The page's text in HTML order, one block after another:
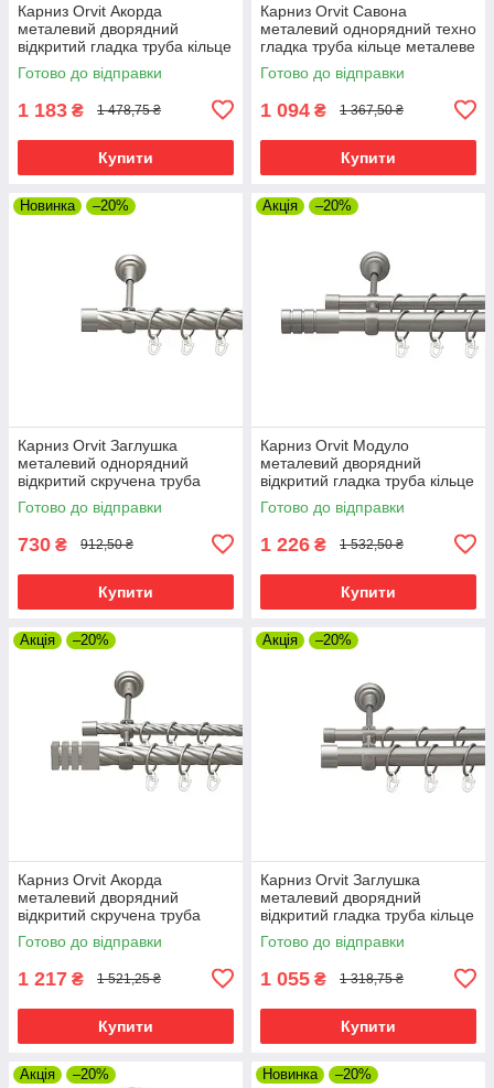
Карниз Orvit Акорда
металевий дворядний
відкритий гладка труба кільце
металеве Сатин 25\16 мм
240 см (00-00026079)
Готово до відправки
1 183 ₴ 1 478,75 ₴
Купити
Карниз Orvit Савона
металевий однорядний техно
гладка труба кільце металеве
Сатин 25 мм 240 см (00-
00026299)
Готово до відправки
1 094 ₴ 1 367,50 ₴
Купити
Новинка –20%
Карниз Orvit Заглушка
металевий однорядний
відкритий скручена труба
кільце металеве Сатин 25 мм
240 см (00-00026143)
Готово до відправки
730 ₴ 912,50 ₴
Купити
Акція –20%
Карниз Orvit Модуло
металевий дворядний
відкритий гладка труба кільце
металеве Сатин 25\19 мм
240 см (00-00026099)
Готово до відправки
1 226 ₴ 1 532,50 ₴
Купити
Акція –20%
Карниз Orvit Акорда
металевий дворядний
відкритий скручена труба
кільце металеве Сатин 25\16
мм 240 см (00-00026151)
Готово до відправки
1 217 ₴ 1 521,25 ₴
Купити
Акція –20%
Карниз Orvit Заглушка
металевий дворядний
відкритий гладка труба кільце
металеве Сатин 25\16 мм
240 см (00-00026083)
Готово до відправки
1 055 ₴ 1 318,75 ₴
Купити
Акція –20% Новинка –20%